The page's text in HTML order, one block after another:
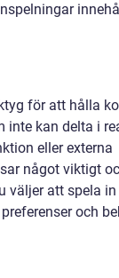
för att hålla
inte kan delta i
eller externa
något viktigt
väljer att spela
och